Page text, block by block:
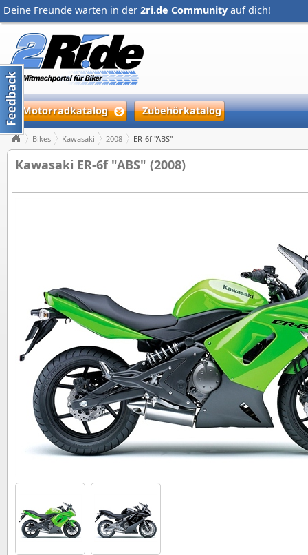
Deine Freunde warten in der 2ri.de Community auf dich!
Motorradkatalog Zubehörkatalog
Bikes Kawasaki 2008 ER-6f "ABS"
Kawasaki ER-6f "ABS" (2008)